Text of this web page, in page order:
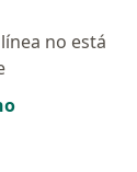
no está